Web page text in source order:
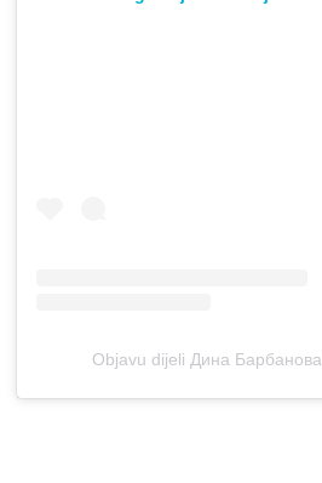
Objavu dijeli Дина